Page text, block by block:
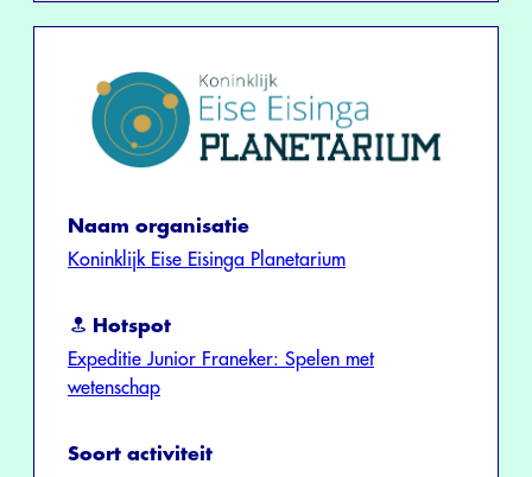
Naam organisatie
Koninklijk Eise Eisinga Planetarium
Hotspot
Expeditie Junior Franeker: Spelen met
wetenschap
Soort activiteit